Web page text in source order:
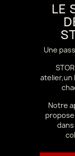
LE
Une
atelier,un
Notre